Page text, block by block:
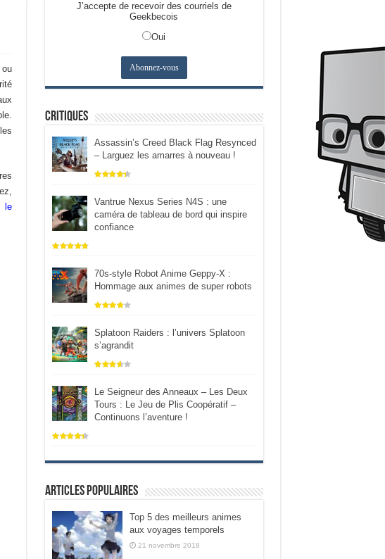
le
J’accepte de recevoir des courriels de
Geekbecois
Oui
Critiques
Assassin’s Creed Black Flag Resynced
– Larguez les amarres à nouveau !
Vantrue Nexus Series N4S : une
caméra de tableau de bord qui inspire
confiance
70s-style Robot Anime Geppy-X :
Hommage aux animes de super robots
Splatoon Raiders : l’univers Splatoon
s’agrandit
Le Seigneur des Anneaux – Les Deux
Tours : Le Jeu de Plis Coopératif –
Continuons l’aventure !
Articles populaires
Top 5 des meilleurs animes
aux voyages temporels
21 novembre 2018